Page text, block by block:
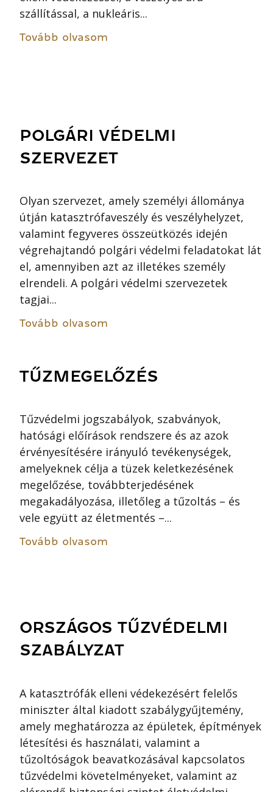
szállítással, a nukleáris...
Tovább olvasom
POLGÁRI VÉDELMI
SZERVEZET
Olyan szervezet, amely személyi állománya
útján katasztrófaveszély és veszélyhelyzet,
valamint fegyveres összeütközés idején
végrehajtandó polgári védelmi feladatokat lát
el, amennyiben azt az illetékes személy
elrendeli. A polgári védelmi szervezetek
tagjai...
Tovább olvasom
TŰZMEGELŐZÉS
Tűzvédelmi jogszabályok, szabványok,
hatósági előírások rendszere és az azok
érvényesítésére irányuló tevékenységek,
amelyeknek célja a tüzek keletkezésének
megelőzése, továbbterjedésének
megakadályozása, illetőleg a tűzoltás – és
vele együtt az életmentés –...
Tovább olvasom
ORSZÁGOS TŰZVÉDELMI
SZABÁLYZAT
A katasztrófák elleni védekezésért felelős
miniszter által kiadott szabálygyűjtemény,
amely meghatározza az épületek, építmények
létesítési és használati, valamint a
tűzoltóságok beavatkozásával kapcsolatos
tűzvédelmi követelményeket, valamint az